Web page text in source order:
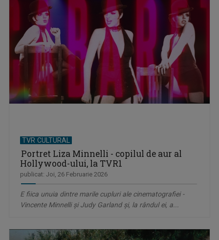
TVR CULTURAL
Portret Liza Minnelli - copilul de aur al
Hollywood-ului, la TVR1
publicat: Joi, 26 Februarie 2026
E fiica unuia dintre marile cupluri ale cinematografiei -
Vincente Minnelli şi Judy Garland şi, la rândul ei, a...